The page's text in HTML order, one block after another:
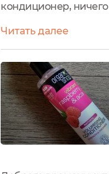
кондиционер,
мытья быстро уходит,...
Читать далее